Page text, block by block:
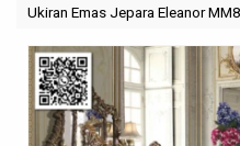
Ukiran Emas Jepara Eleanor MM8